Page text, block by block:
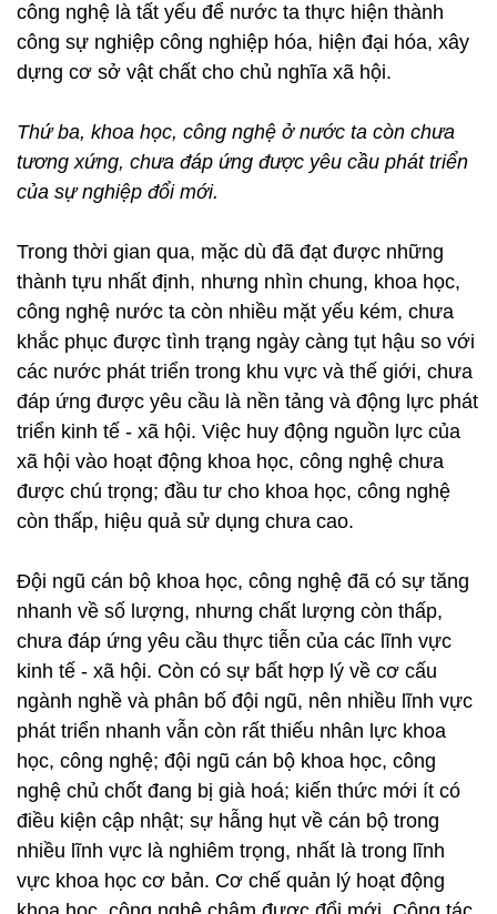
công nghệ là tất yếu để nước ta thực hiện thành
công sự nghiệp công nghiệp hóa, hiện đại hóa, xây
dựng cơ sở vật chất cho chủ nghĩa xã hội.
Thứ ba, khoa học, công nghệ ở nước ta còn chưa
tương xứng, chưa đáp ứng được yêu cầu phát triển
của sự nghiệp đổi mới.
Trong thời gian qua, mặc dù đã đạt được những
thành tựu nhất định, nhưng nhìn chung, khoa học,
công nghệ nước ta còn nhiều mặt yếu kém, chưa
khắc phục được tình trạng ngày càng tụt hậu so với
các nước phát triển trong khu vực và thế giới, chưa
đáp ứng được yêu cầu là nền tảng và động lực phát
triển kinh tế - xã hội. Việc huy động nguồn lực của
xã hội vào hoạt động khoa học, công nghệ chưa
được chú trọng; đầu tư cho khoa học, công nghệ
còn thấp, hiệu quả sử dụng chưa cao.
Đội ngũ cán bộ khoa học, công nghệ đã có sự tăng
nhanh về số lượng, nhưng chất lượng còn thấp,
chưa đáp ứng yêu cầu thực tiễn của các lĩnh vực
kinh tế - xã hội. Còn có sự bất hợp lý về cơ cấu
ngành nghề và phân bố đội ngũ, nên nhiều lĩnh vực
phát triển nhanh vẫn còn rất thiếu nhân lực khoa
học, công nghệ; đội ngũ cán bộ khoa học, công
nghệ chủ chốt đang bị già hoá; kiến thức mới ít có
điều kiện cập nhật; sự hẫng hụt về cán bộ trong
nhiều lĩnh vực là nghiêm trọng, nhất là trong lĩnh
vực khoa học cơ bản. Cơ chế quản lý hoạt động